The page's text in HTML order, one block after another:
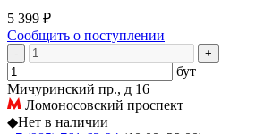
5 399 ₽
Сообщить о поступлении
- +
бут
Мичуринский пр., д 16
Ломоносовский проспект
◆Нет в наличии